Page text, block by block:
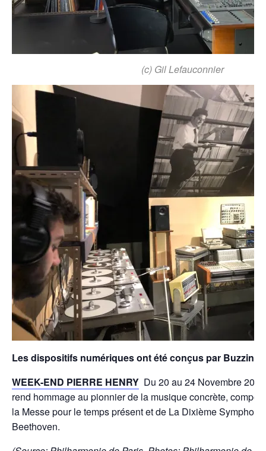
(c) Gil Lefauconnier
Les dispositifs numériques ont été conçus par Buzzing
WEEK-END PIERRE HENRY Du 20 au 24 Novembre
rend hommage au pionnier de la musique concrète,
la Messe pour le temps présent et de La Dixième
Beethoven.